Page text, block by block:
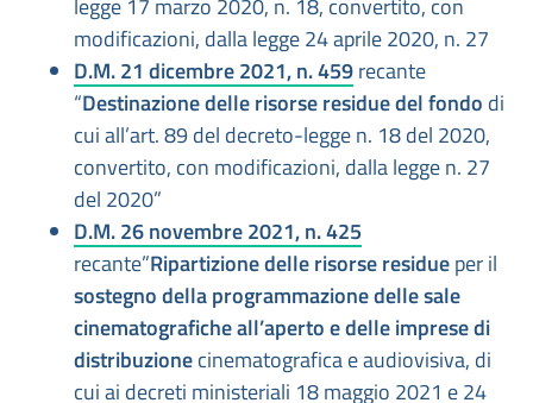
legge 17 marzo 2020, n. 18, convertito, con
modificazioni, dalla legge 24 aprile 2020, n. 27
D.M. 21 dicembre 2021, n. 459recante
“Destinazione delle risorse residue del fondo di
cui all’art. 89 del decreto-legge n. 18 del 2020,
convertito, con modificazioni, dalla legge n. 27
del 2020”
D.M. 26 novembre 2021, n. 425
recante”Ripartizione delle risorse residueper il
sostegno della programmazione delle sale
cinematografiche all’aperto e delle imprese di
distribuzionecinematografica e audiovisiva, di
cui ai decreti ministeriali 18 maggio 2021 e 24